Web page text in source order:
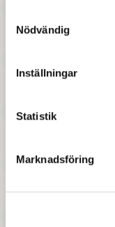
Nödvändig
Inställningar
Statistik
Marknadsföring
Maileg - Gummibåt